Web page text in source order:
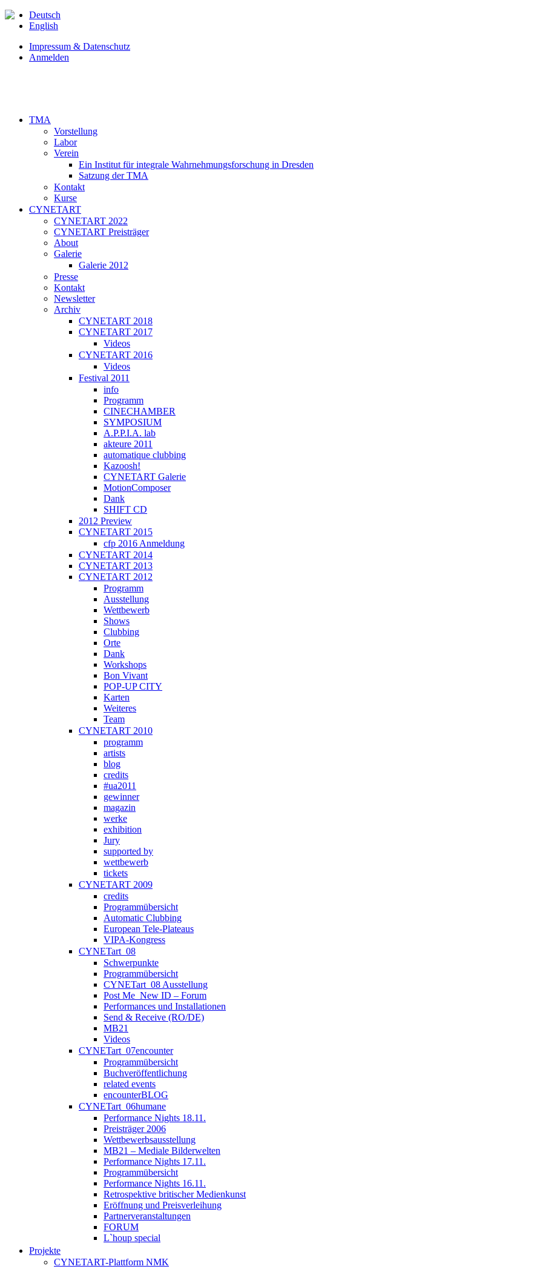
Deutsch
English
Impressum & Datenschutz
Anmelden
TMA
Vorstellung
Labor
Verein
Ein Institut für integrale Wahrnehmungsforschung in Dresden
Satzung der TMA
Kontakt
Kurse
CYNETART
CYNETART 2022
CYNETART Preisträger
About
Galerie
Galerie 2012
Presse
Kontakt
Newsletter
Archiv
CYNETART 2018
CYNETART 2017
Videos
CYNETART 2016
Videos
Festival 2011
info
Programm
CINECHAMBER
SYMPOSIUM
A.P.P.I.A. lab
akteure 2011
automatique clubbing
Kazoosh!
CYNETART Galerie
MotionComposer
Dank
SHIFT CD
2012 Preview
CYNETART 2015
cfp 2016 Anmeldung
CYNETART 2014
CYNETART 2013
CYNETART 2012
Programm
Ausstellung
Wettbewerb
Shows
Clubbing
Orte
Dank
Workshops
Bon Vivant
POP-UP CITY
Karten
Weiteres
Team
CYNETART 2010
programm
artists
blog
credits
#ua2011
gewinner
magazin
werke
exhibition
Jury
supported by
wettbewerb
tickets
CYNETART 2009
credits
Programmübersicht
Automatic Clubbing
European Tele-Plateaus
VIPA-Kongress
CYNETart_08
Schwerpunkte
Programmübersicht
CYNETart_08 Ausstellung
Post Me_New ID – Forum
Performances und Installationen
Send & Receive (RO/DE)
MB21
Videos
CYNETart_07encounter
Programmübersicht
Buchveröffentlichung
related events
encounterBLOG
CYNETart_06humane
Performance Nights 18.11.
Preisträger 2006
Wettbewerbsausstellung
MB21 – Mediale Bilderwelten
Performance Nights 17.11.
Programmübersicht
Performance Nights 16.11.
Retrospektive britischer Medienkunst
Eröffnung und Preisverleihung
Partnerveranstaltungen
FORUM
L`houp special
Projekte
CYNETART-Plattform NMK